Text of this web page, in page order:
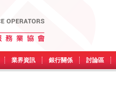
業界資訊 銀行關係 討論區